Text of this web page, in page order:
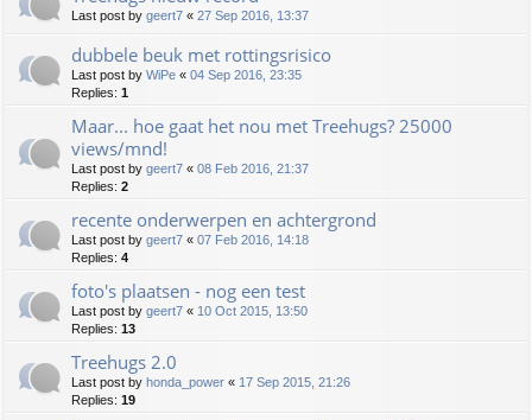
Last post by geert7 « 27 Sep 2016, 13:37
dubbele beuk met rottingsrisico
Last post by WiPe « 04 Sep 2016, 23:35
Replies: 1
Maar... hoe gaat het nou met Treehugs? 25000
views/mnd!
Last post by geert7 « 08 Feb 2016, 21:37
Replies: 2
recente onderwerpen en achtergrond
Last post by geert7 « 07 Feb 2016, 14:18
Replies: 4
foto's plaatsen - nog een test
Last post by geert7 « 10 Oct 2015, 13:50
Replies: 13
Treehugs 2.0
Last post by honda_power « 17 Sep 2015, 21:26
Replies: 19